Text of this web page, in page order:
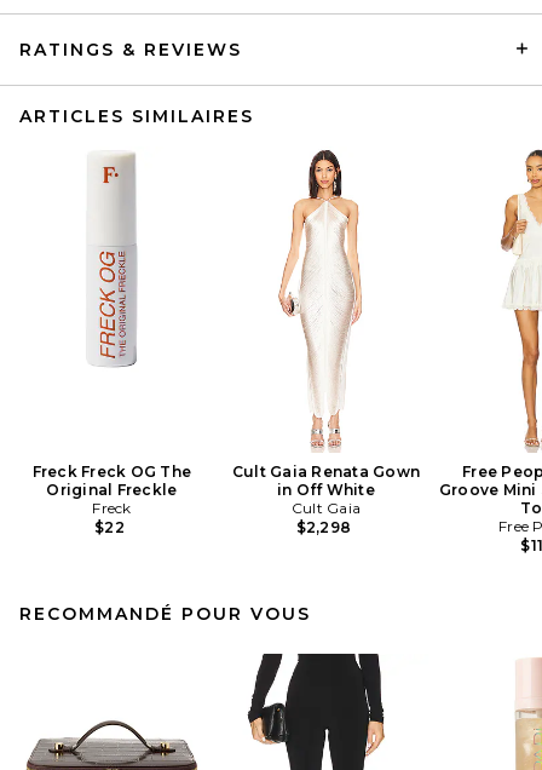
RATINGS & REVIEWS
ARTICLES SIMILAIRES
Freck Freck OG The
Original Freckle
Freck
$22
Cult Gaia Renata Gown
in Off White
Cult Gaia
$2,298
Free
Groove Mini
Free
RECOMMANDÉ POUR VOUS